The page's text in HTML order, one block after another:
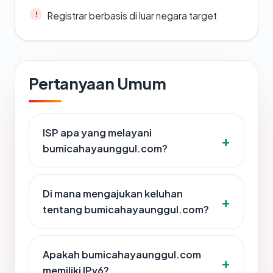
Registrar berbasis di luar negara target
Pertanyaan Umum
ISP apa yang melayani
bumicahayaunggul.com?
Di mana mengajukan keluhan
tentang bumicahayaunggul.com?
Apakah bumicahayaunggul.com